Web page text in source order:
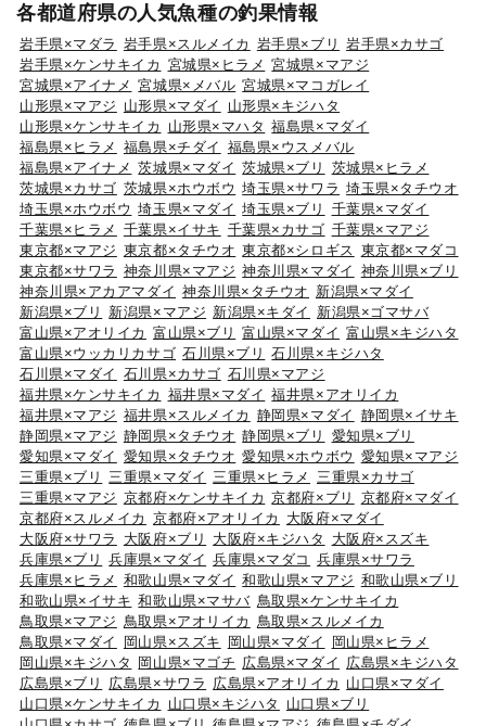
各都道府県の人気魚種の釣果情報
岩手県×マダラ 岩手県×スルメイカ 岩手県×ブリ
岩手県×カサゴ
岩手県×ケンサキイカ 宮城県×ヒラメ 宮城県×マアジ
宮城県×アイナメ 宮城県×メバル 宮城県×マコガレイ
山形県×マアジ 山形県×マダイ
山形県×キジハタ
山形県×ケンサキイカ
山形県×マハタ 福島県×マダイ
福島県×ヒラメ 福島県×チダイ 福島県×ウスメバル
福島県×アイナメ 茨城県×マダイ 茨城県×ブリ
茨城県×ヒラメ
茨城県×カサゴ 茨城県×ホウボウ 埼玉県×サワラ 埼玉県×タチウオ
埼玉県×ホウボウ 埼玉県×マダイ 埼玉県×ブリ
千葉県×マダイ
千葉県×ヒラメ 千葉県×イサキ 千葉県×カサゴ 千葉県×マアジ
東京都×マアジ 東京都×タチウオ 東京都×シロギス 東京都×マダコ
東京都×サワラ 神奈川県×マアジ 神奈川県×マダイ 神奈川県×ブリ
神奈川県×アカアマダイ 神奈川県×タチウオ 新潟県×マダイ
新潟県×ブリ
新潟県×マアジ 新潟県×キダイ
新潟県×ゴマサバ
富山県×アオリイカ 富山県×ブリ 富山県×マダイ 富山県×キジハタ
富山県×ウッカリカサゴ 石川県×ブリ
石川県×キジハタ
石川県×マダイ 石川県×カサゴ 石川県×マアジ
福井県×ケンサキイカ 福井県×マダイ 福井県×アオリイカ
福井県×マアジ 福井県×スルメイカ 静岡県×マダイ 静岡県×イサキ
静岡県×マアジ 静岡県×タチウオ 静岡県×ブリ
愛知県×ブリ
愛知県×マダイ 愛知県×タチウオ 愛知県×ホウボウ 愛知県×マアジ
三重県×ブリ
三重県×マダイ 三重県×ヒラメ
三重県×カサゴ
三重県×マアジ 京都府×ケンサキイカ 京都府×ブリ
京都府×マダイ
京都府×スルメイカ 京都府×アオリイカ
大阪府×マダイ
大阪府×サワラ
大阪府×ブリ 大阪府×キジハタ
大阪府×スズキ
兵庫県×ブリ
兵庫県×マダイ 兵庫県×マダコ
兵庫県×サワラ
兵庫県×ヒラメ 和歌山県×マダイ 和歌山県×マアジ 和歌山県×ブリ
和歌山県×イサキ 和歌山県×マサバ 鳥取県×ケンサキイカ
鳥取県×マアジ 鳥取県×アオリイカ
鳥取県×スルメイカ
鳥取県×マダイ
岡山県×スズキ 岡山県×マダイ
岡山県×ヒラメ
岡山県×キジハタ
岡山県×マゴチ 広島県×マダイ 広島県×キジハタ
広島県×ブリ
広島県×サワラ 広島県×アオリイカ 山口県×マダイ
山口県×ケンサキイカ
山口県×キジハタ
山口県×ブリ